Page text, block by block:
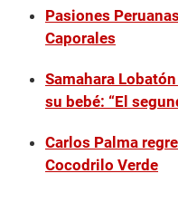
Pasiones
Caporales
Samahara
su bebé: “El
Carlos Palma
Cocodrilo Verde